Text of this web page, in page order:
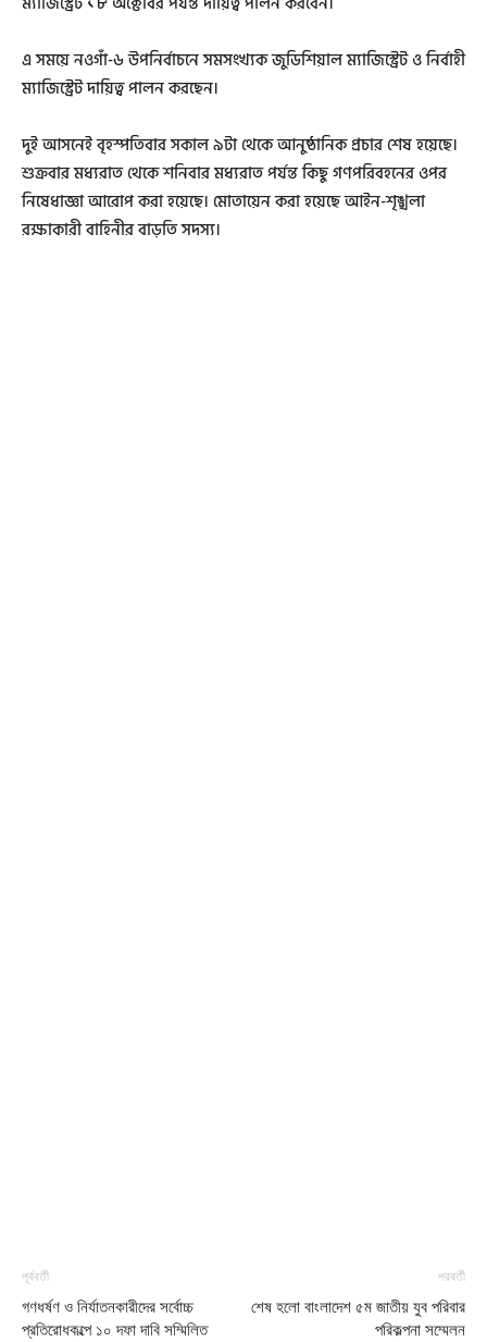
এ সময়ে নওগাঁ-৬ উপনির্বাচনে সমসংখ্যক জুডিশিয়াল ম্যাজিস্ট্রেট ও নির্বাহী
ম্যাজিস্ট্রেট দায়িত্ব পালন করছেন।
দুই আসনেই বৃহস্পতিবার সকাল ৯টা থেকে আনুষ্ঠানিক প্রচার শেষ হয়েছে।
শুক্রবার মধ্যরাত থেকে শনিবার মধ্যরাত পর্যন্ত কিছু গণপরিবহনের ওপর
নিষেধাজ্ঞা আরোপ করা হয়েছে। মোতায়েন করা হয়েছে আইন-শৃঙ্খলা
রক্ষাকারী বাহিনীর বাড়তি সদস্য।
পূর্ববর্তী
গণধর্ষণ ও নির্যাতনকারীদের সর্বোচ্চ
প্রতিরোধকল্পে ১০ দফা দাবি সম্মিলিত
পরবর্তী
শেষ হলো বাংলাদেশ ৫ম জাতীয় যুব পরিবার
পরিকল্পনা সম্মেলন